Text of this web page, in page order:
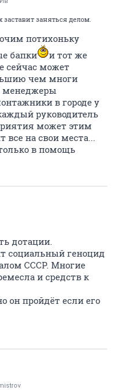
заняться делом.
потихоньку
бапки
и тот же
сейчас может
чем многи
менеджеры
в городе у
руководитель
может этим
все на свои места...
в помощь
дотации.
социальный геноцид
СССР. Многие
и средств к
он пройдёт если его